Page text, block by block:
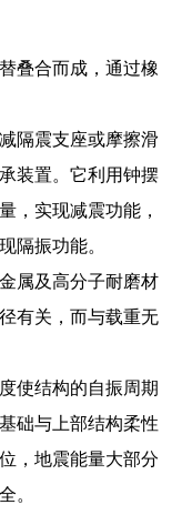
叠合而成，通过橡
隔震支座或摩擦滑
装置。它利用钟摆
，实现减震功能，
隔振功能。
属及高分子耐磨材
有关，而与载重无
使结构的自振周期
础与上部结构柔性
，地震能量大部分
。